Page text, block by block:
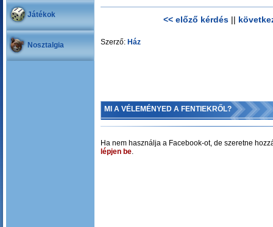
Játékok
Nosztalgia
<< előző kérdés||
Szerző: Ház
MI A VÉLEMÉNYED A FENTIEKRŐL?
Ha nem használja a Facebook-ot, de szeretne
lépjen be.